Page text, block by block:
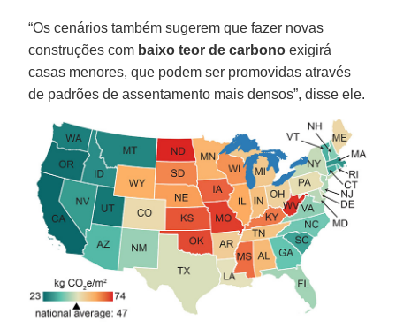
“Os cenários também sugerem que fazer novas
construções com baixo teor de carbono exigirá
casas menores, que podem ser promovidas através
de padrões de assentamento mais densos”, disse ele.